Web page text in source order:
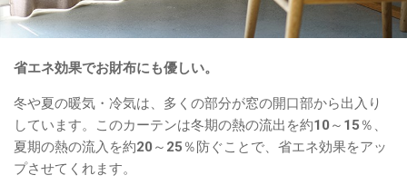
省エネ効果でお財布にも優しい。
冬や夏の暖気・冷気は、多くの部分が窓の開口部から出入り
しています。このカーテンは冬期の熱の流出を約10～15％、
夏期の熱の流入を約20～25％防ぐことで、省エネ効果をアッ
プさせてくれます。